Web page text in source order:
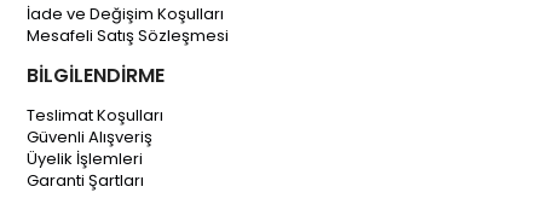
İade ve Değişim Koşulları
Mesafeli Satış Sözleşmesi
BİLGİLENDİRME
Teslimat Koşulları
Güvenli Alışveriş
Üyelik İşlemleri
Garanti Şartları